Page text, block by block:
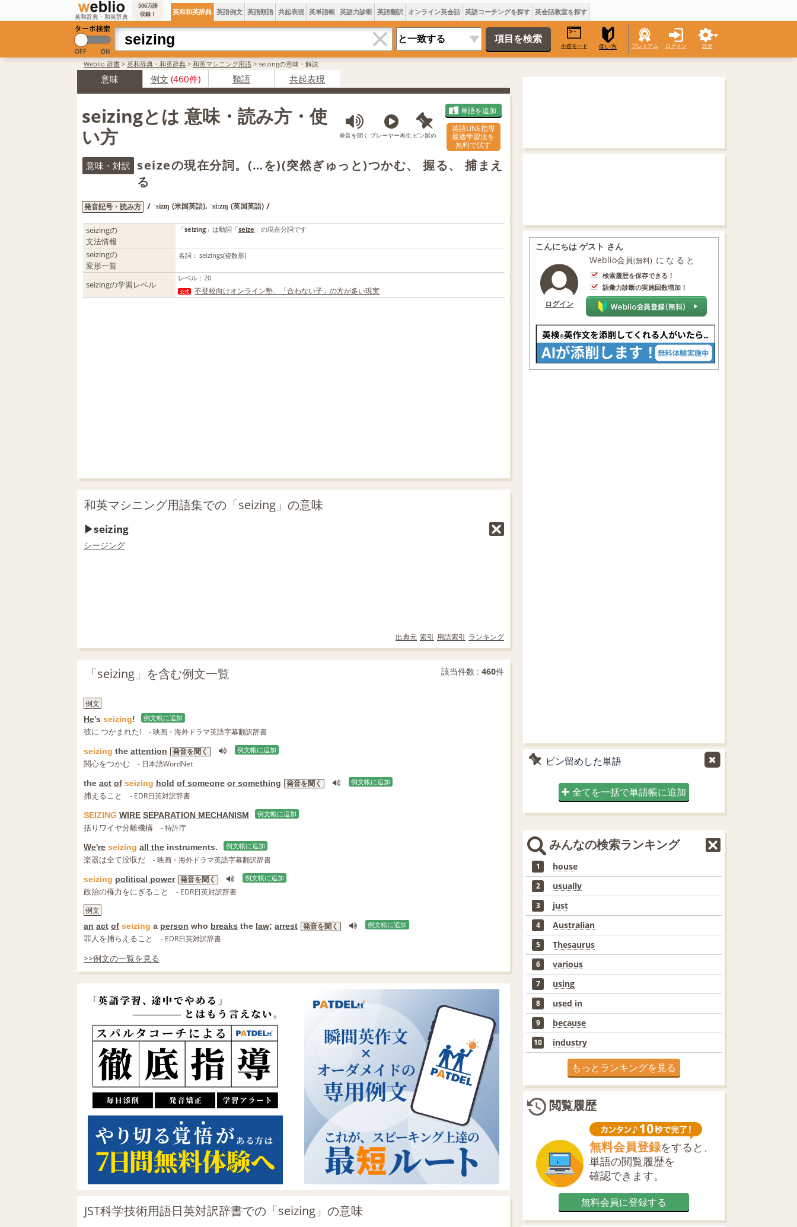
英和辞典・和英辞典
506万語
収録！
英和和英辞典 英語例文 英語類語 共起表現 英単語帳 英語力診断 英語翻訳 オンライン英会話 英語コーチングを探す 英会話教室を探す
小窓モード 使い方 プレミアム ログイン 設定
Weblio 辞書 > 英和辞典・和英辞典 > 和英マシニング用語 > seizingの意味・解説
意味 例文 (460件) 類語 共起表現
seizingとは 意味・読み方・使
い方
発音を聞く プレーヤー再生 ピン留め
単語を追加
英語LINE指導
最適学習法を
無料で試す
意味・対訳
seizeの現在分詞。(…を)(突然ぎゅっと)つかむ、 握る、 捕まえ
る
発音記号・読み方 / ˈsizɪŋ (米国英語), ˈsi:zɪŋ (英国英語) /
seizingの
文法情報
「seizing 」は動詞「seize 」の現在分詞です
seizingの
変形一覧
名詞： seizings(複数形)
seizingの学習レベル
レベル ： 20
公式 不登校向けオンライン塾、「合わない子」の方が多い現実
和英マシニング用語集での「seizing」の意味
seizing
シージング
出典元 索引 用語索引 ランキング
「seizing」を含む例文一覧 該当件数 : 460件
例文
He's seizing! 例文帳に追加
彼に つかまれた! - 映画・海外ドラマ英語字幕翻訳辞書
seizing the attention 発音を聞く 例文帳に追加
関心をつかむ - 日本語WordNet
the act of seizing hold of someone or something 発音を聞く 例文帳に追加
捕えること - EDR日英対訳辞書
SEIZING WIRE SEPARATION MECHANISM 例文帳に追加
括りワイヤ分離機構 - 特許庁
We're seizing all the instruments. 例文帳に追加
楽器は全て没収だ - 映画・海外ドラマ英語字幕翻訳辞書
seizing political power 発音を聞く 例文帳に追加
政治の権力をにぎること
- EDR日英対訳辞書
例文
an act of seizing a person who breaks the law; arrest 発音を聞く 例文帳に追加
罪人を捕らえること - EDR日英対訳辞書
>>例文の一覧を見る
JST科学技術用語日英対訳辞書での「seizing」の意味
こんにちは ゲスト さん
ログイン
Weblio会員(無料) になると
検索履歴を保存できる！
語彙力診断の実施回数増加！
ピン留めした単語
全てを一括で単語帳に追加
みんなの検索ランキング
1 house
2 usually
3 just
4 Australian
5 Thesaurus
6 various
7 using
8 used in
9 because
10 industry
もっとランキングを見る
閲覧履歴
無料会員登録をすると、
単語の閲覧履歴を
確認できます。
無料会員に登録する